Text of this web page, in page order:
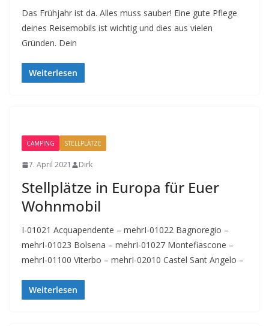
Das Frühjahr ist da. Alles muss sauber! Eine gute Pflege
deines Reisemobils ist wichtig und dies aus vielen
Gründen. Dein
Weiterlesen
CAMPING STELLPLÄTZE
7. April 2021 Dirk
Stellplätze in Europa für Euer
Wohnmobil
I-01021 Acquapendente – mehrI-01022 Bagnoregio –
mehrI-01023 Bolsena – mehrI-01027 Montefiascone –
mehrI-01100 Viterbo – mehrI-02010 Castel Sant Angelo –
Weiterlesen